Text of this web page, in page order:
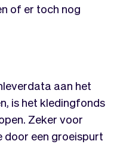
of er toch nog
aan het
is het kledingfonds
Zeker voor
door een groeispurt